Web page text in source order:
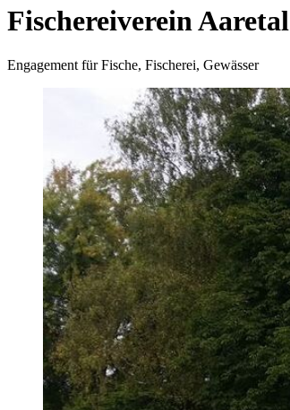
Fischereiverein Aaretal
Engagement für Fische, Fischerei, Gewässer